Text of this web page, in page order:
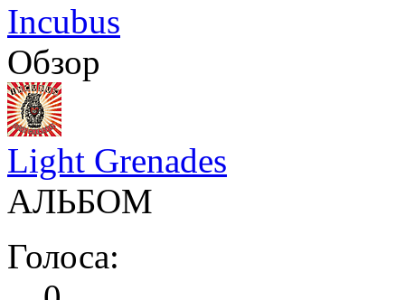
Incubus
Обзор
Light Grenades
АЛЬБОМ
Голоса: